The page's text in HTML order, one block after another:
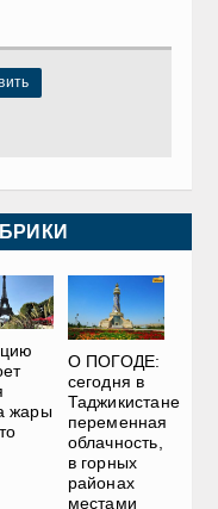
жары
О ПОГОДЕ:
сегодня в
Таджикистане
переменная
облачность,
в горных
районах
местами